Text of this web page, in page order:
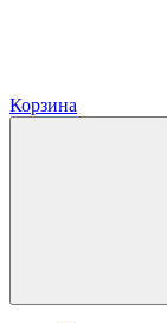
Корзина